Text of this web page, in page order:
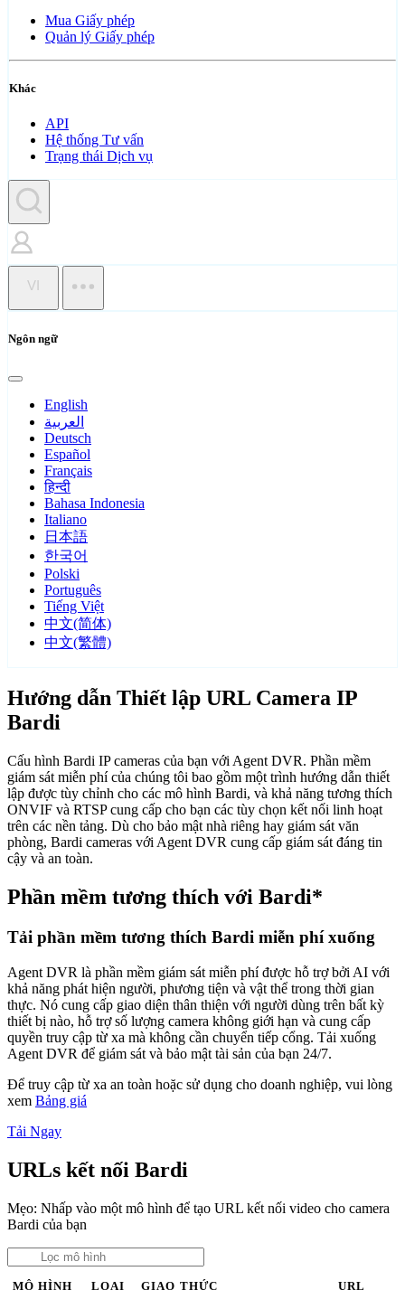
Mua Giấy phép
Quản lý Giấy phép
Khác
API
Hệ thống Tư vấn
Trạng thái Dịch vụ
VI
Ngôn ngữ
English
العربية
Deutsch
Español
Français
हिन्दी
Bahasa Indonesia
Italiano
日本語
한국어
Polski
Português
Tiếng Việt
中文(简体)
中文(繁體)
Hướng dẫn Thiết lập URL Camera IP
Bardi
Cấu hình Bardi IP cameras của bạn với Agent DVR. Phần mềm
giám sát miễn phí của chúng tôi bao gồm một trình hướng dẫn thiết
lập được tùy chỉnh cho các mô hình Bardi, và khả năng tương thích
ONVIF và RTSP cung cấp cho bạn các tùy chọn kết nối linh hoạt
trên các nền tảng. Dù cho bảo mật nhà riêng hay giám sát văn
phòng, Bardi cameras với Agent DVR cung cấp giám sát đáng tin
cậy và an toàn.
Phần mềm tương thích với Bardi*
Tải phần mềm tương thích Bardi miễn phí xuống
Agent DVR là phần mềm giám sát miễn phí được hỗ trợ bởi AI với
khả năng phát hiện người, phương tiện và vật thể trong thời gian
thực. Nó cung cấp giao diện thân thiện với người dùng trên bất kỳ
thiết bị nào, hỗ trợ số lượng camera không giới hạn và cung cấp
quyền truy cập từ xa mà không cần chuyển tiếp cổng. Tải xuống
Agent DVR để giám sát và bảo mật tài sản của bạn 24/7.
Để truy cập từ xa an toàn hoặc sử dụng cho doanh nghiệp, vui lòng
xem Bảng giá
Tải Ngay
URLs kết nối Bardi
Mẹo: Nhấp vào một mô hình để tạo URL kết nối video cho camera
Bardi của bạn
MÔ HÌNH LOẠI GIAO THỨC URL